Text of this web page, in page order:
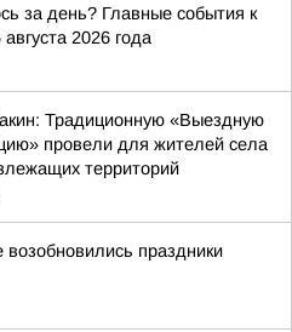
за день? Главные события к
2026 года
Традиционную «Выездную
провели для жителей села
территорий
возобновились праздники